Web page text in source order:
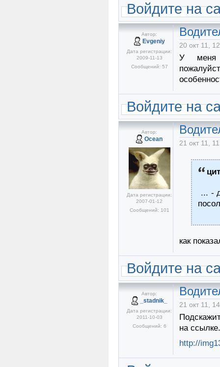
Войдите на
Автор:
Evgeniy
Дата регистрации:
2009-11-13
Сообщений: 57
20 окт 11,
У меня
Войдите на
Автор:
Ocean
Дата регистрации:
2007-01-12
Сообщений: 101
21 окт 11,
... -
как
Войдите на
Автор:
_stadnik_
Дата регистрации:
2011-10-03
Сообщений: 6
21 окт 11,
на ссылке.
http://